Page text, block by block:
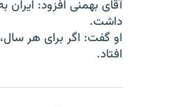
گزارش‌های ویدئویی
آقای بهمنی افزود: ايران
داشت.
افتاد.